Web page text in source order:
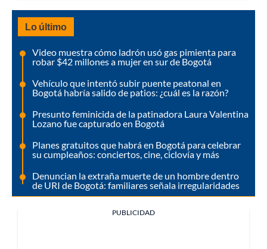
Lo último
Video muestra cómo ladrón usó gas pimienta para
robar $42 millones a mujer en sur de Bogotá
Vehículo que intentó subir puente peatonal en
Bogotá habría salido de patios: ¿cuál es la razón?
Presunto feminicida de la patinadora Laura Valentina
Lozano fue capturado en Bogotá
Planes gratuitos que habrá en Bogotá para celebrar
su cumpleaños: conciertos, cine, ciclovía y más
Denuncian la extraña muerte de un hombre dentro
de URI de Bogotá: familiares señala irregularidades
PUBLICIDAD